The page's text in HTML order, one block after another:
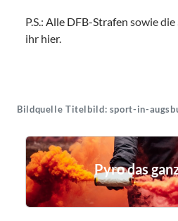
P.S.: Alle DFB-Strafen sowie die
ihr hier.
Bildquelle Titelbild: sport-in-
Pyro das